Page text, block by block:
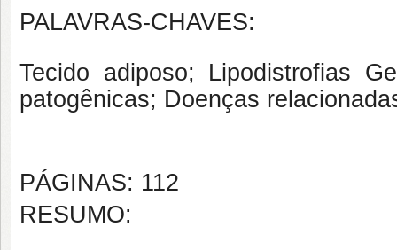
PALAVRAS-CHAVES:
Tecido adiposo; Lipodistrofias
patogênicas; Doenças
PÁGINAS: 112
RESUMO: